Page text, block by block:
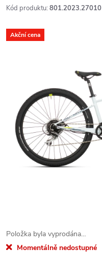
Kód produktu: 801.2023.27010
Akční cena
Položka byla vyprodána…
Momentálně nedostupné